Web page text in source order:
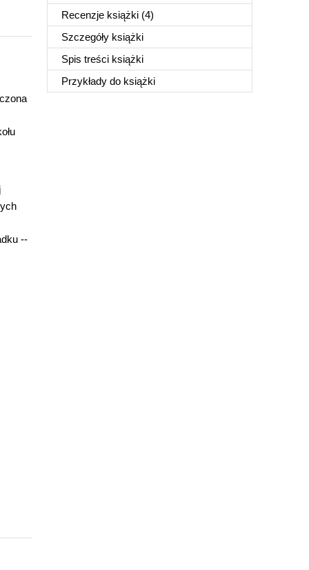
Recenzje książki (4)
Szczegóły książki
Spis treści książki
Przykłady do książki
--